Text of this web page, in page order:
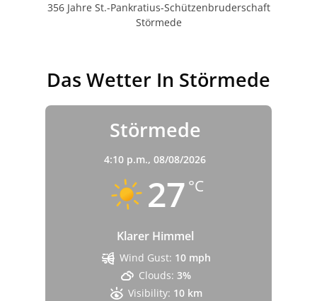
356 Jahre St.-Pankratius-Schützenbruderschaft
Störmede
Das Wetter In Störmede
Störmede
4:10 p.m., 08/08/2026
27 °C
Klarer Himmel
Wind Gust: 10 mph
Clouds: 3%
Visibility: 10 km